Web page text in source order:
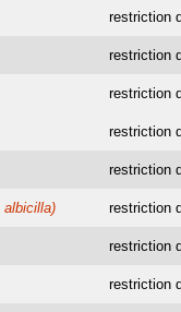
restriction
restriction
restriction
restriction
restriction
albicilla) restriction
restriction
restriction